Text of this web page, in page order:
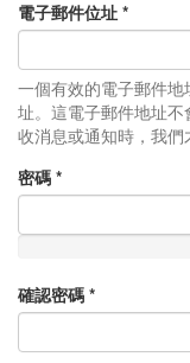
電子郵件位址 *
一個有效的電子郵件
址。這電子郵件地址
收消息或通知時，我們
密碼 *
確認密碼 *